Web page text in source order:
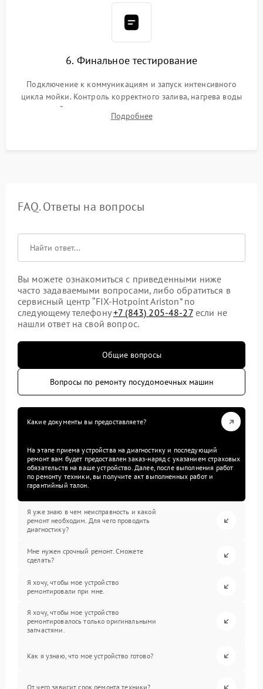
6. Финальное тестирование
Подключение к коммуникациям и запуск интенсивного
цикла мойки. Контроль корректного залива, нагрева воды
до нужной температуры, отсутствия посторонних шумов,
штатного слива и абсолютной сухости в поддоне.
Подробнее
FAQ. Ответы на вопросы
Вы можете ознакомиться с приведенными ниже
часто задаваемыми вопросами, либо обратиться в
сервисный центр “FIX-Hotpoint Ariston” по
следующему телефону+7 (843) 205-48-27если не
нашли ответ на свой вопрос.
Общие вопросы
Вопросы по ремонту посудомоечных машин
Какие документы вы предоставляете?
На этапе приема устройства на диагностику и последующий
ремонт вам будет предоставлен заказ-наряд с указанием страховых
обязательств на ваше устройство. Далее, после выполнения работ
по ремонту техники, вы получите акт выполненных работ и
гарантийный талон.
Я уже знаю в чем неисправность и какой
ремонт необходим. Для чего проводить
диагностику?
Мне нужен срочный ремонт. Сможете
сделать?
Я хочу, чтобы мое устройство
ремонтировали при мне.
Я хочу, чтобы мое устройство
ремонтировалось только оригинальными
запчастями.
Как я узнаю, что мое устройство готово?
От чего зависит срок ремонта техники?